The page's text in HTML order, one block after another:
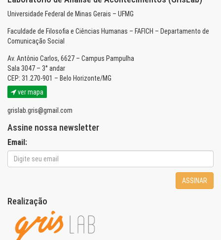
Universidade Federal de Minas Gerais – UFMG
Faculdade de Filosofia e Ciências Humanas – FAFICH – Departamento de
Comunicação Social
Av. Antônio Carlos, 6627 – Campus Pampulha
Sala 3047 – 3° andar
CEP: 31.270-901 – Belo Horizonte/MG
ver mapa
grislab.gris@gmail.com
Assine nossa newsletter
Email:
ASSINAR
Realização